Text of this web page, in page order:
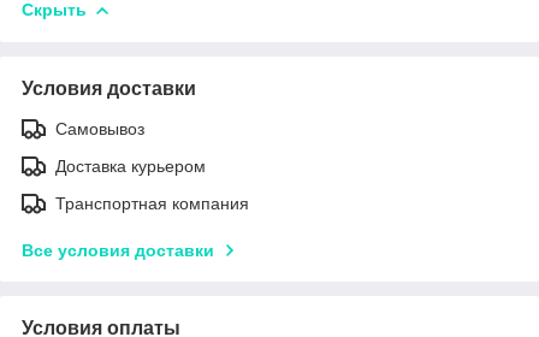
Скрыть
Условия доставки
Самовывоз
Доставка курьером
Транспортная компания
Все условия доставки
Условия оплаты